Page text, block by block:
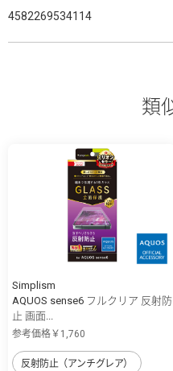
4582269534114
類
Simplism
AQUOS sense6 フルクリア 反射防
止 画面...
参考価格￥1,760
反射防止（アンチグレア）